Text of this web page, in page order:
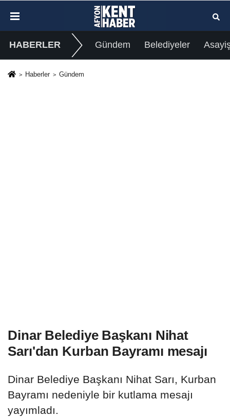
HABERLER Gündem Belediyeler
Haberler Gündem
Dinar Belediye Başkanı Nihat
Sarı'dan Kurban Bayramı mesajı
Dinar Belediye Başkanı Nihat Sarı, Kurban
Bayramı nedeniyle bir kutlama mesajı
yayımladı.